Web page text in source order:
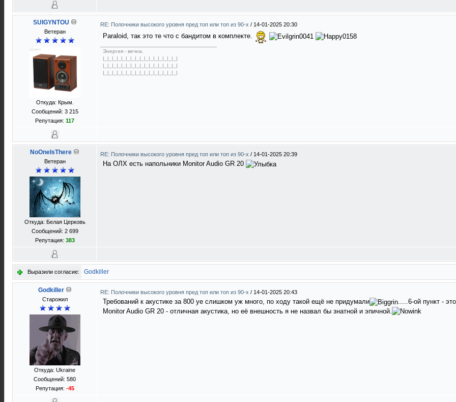
SUIGYNTOU
Ветеран
Откуда: Крым.
Сообщений: 3 215
Репутация: 117
RE: Полочники высокого уровня пред топ или топ из 90-х / 14-01-2025 20:30
Paraloid, так это те что с бандитом в комплекте.
Энергия - вечна.
|_|_|_|_|_|_|_|_|_|_|_|_|_|_|_|_|
|_|_|_|_|_|_|_|_|_|_|_|_|_|_|_|_|
|_|_|_|_|_|_|_|_|_|_|_|_|_|_|_|_|
NoOneIsThere
Ветеран
Откуда: Белая Церковь
Сообщений: 2 699
Репутация: 383
RE: Полочники высокого уровня пред топ или топ из 90-х / 14-01-2025 20:39
На ОЛХ есть напольники Monitor Audio GR 20
Выразили согласие: Godkiller
Godkiller
Старожил
Откуда: Ukraine
Сообщений: 580
Репутация: -45
RE: Полочники высокого уровня пред топ или топ из 90-х / 14-01-2025 20:43
Требований к акустике за 800 уе слишком уж много, по ходу такой ещё не придумали
.....6-ой пункт -
Monitor Audio GR 20 - отличная акустика, но её внешность я не назвал бы знатной и эпичной.